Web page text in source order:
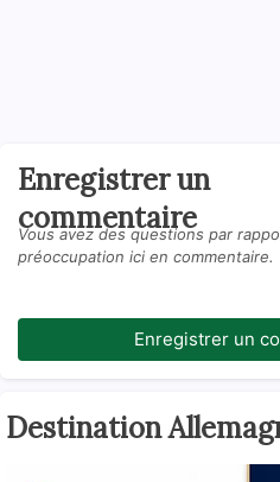
Enregistrer un
commentaire
Vous avez des questions par
préoccupation ici en commentaire.
Enregistrer un
Destination